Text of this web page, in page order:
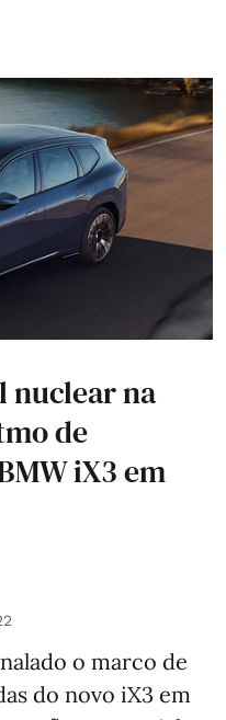
nuclear na
de
iX3 em
o marco de
do novo iX3 em